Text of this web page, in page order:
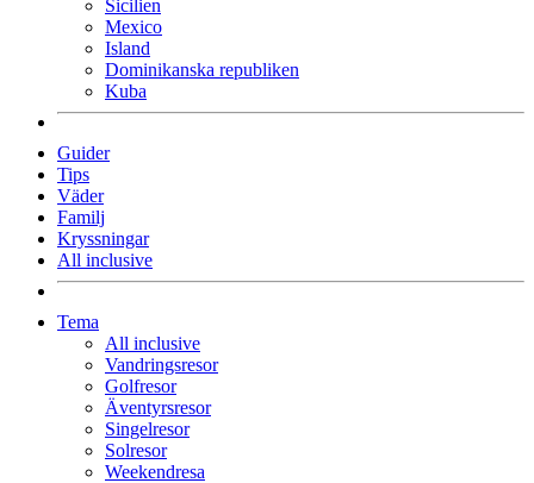
Sicilien
Mexico
Island
Dominikanska republiken
Kuba
Guider
Tips
Väder
Familj
Kryssningar
All inclusive
Tema
All inclusive
Vandringsresor
Golfresor
Äventyrsresor
Singelresor
Solresor
Weekendresa